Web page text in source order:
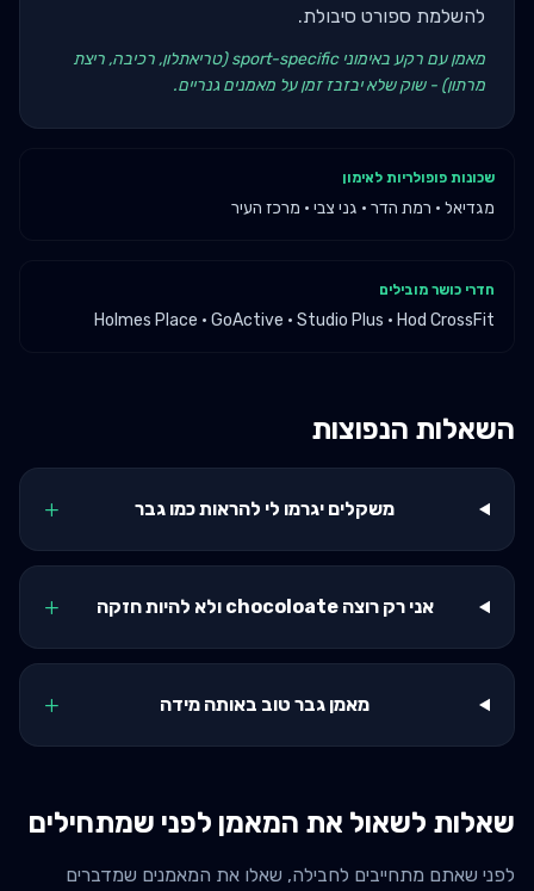
להשלמת ספורט סיבולת.
מאמן עם רקע באימוני sport-specific (טריאתלון, רכיבה, ריצת
מרתון) - שוק שלא יבזבז זמן על מאמנים גנריים.
שכונות פופולריות לאימון
מגדיאל · רמת הדר · גני צבי · מרכז העיר
חדרי כושר מובילים
Holmes Place · GoActive · Studio Plus · Hod CrossFit
השאלות הנפוצות
משקלים יגרמו לי להראות כמו גבר +
אני רק רוצה chocoloate ולא להיות חזקה +
מאמן גבר טוב באותה מידה +
שאלות לשאול את המאמן לפני שמתחילים
לפני שאתם מתחייבים לחבילה, שאלו את המאמנים שמדברים